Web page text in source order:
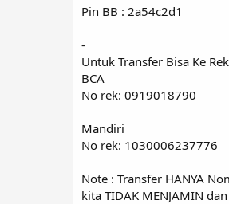
Pin BB : 2a54c2d1
-
Untuk Transfer Bisa Ke
BCA
No rek: 0919018790
Mandiri
No rek: 1030006237776
Note : Transfer HANYA
kita TIDAK MENJAMIN